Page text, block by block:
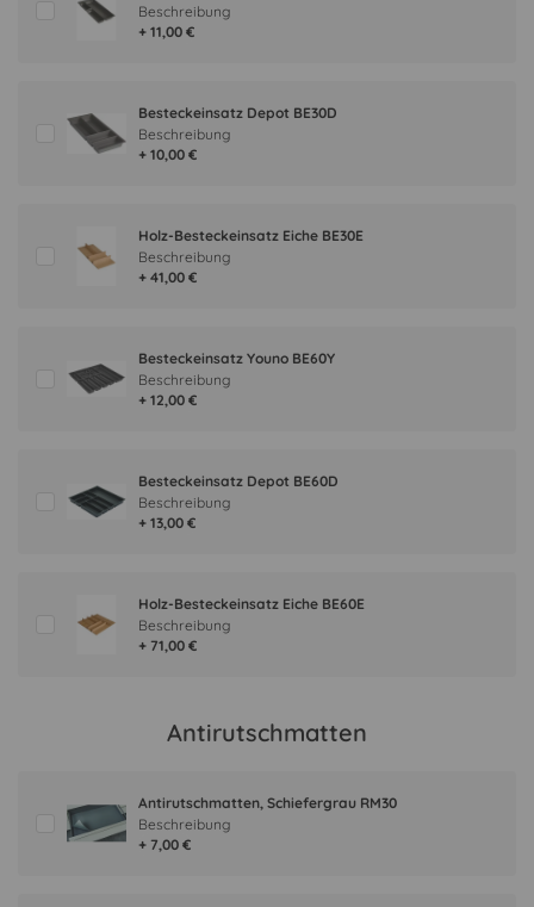
+ 11,00 €
Beschreibung
Besteckeinsatz Depot BE30D
+ 10,00 €
Beschreibung
Holz-Besteckeinsatz Eiche BE30E
+ 41,00 €
Beschreibung
Besteckeinsatz Youno BE60Y
+ 12,00 €
Beschreibung
Besteckeinsatz Depot BE60D
+ 13,00 €
Beschreibung
Holz-Besteckeinsatz Eiche BE60E
+ 71,00 €
Beschreibung
Antirutschmatten
Antirutschmatten, Schiefergrau RM30
+ 7,00 €
Beschreibung